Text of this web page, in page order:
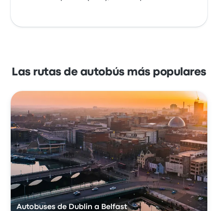
Las rutas de autobús más populares
Autobuses de Dublin a Belfast